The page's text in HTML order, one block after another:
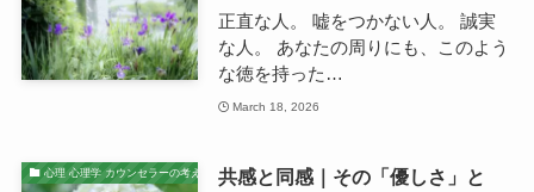
正直な人。 嘘をつかない人。 誠実
な人。 あなたの周りにも、このよう
な徳を持った…
March 18, 2026
心理 心理学 カウンセラーの考え
共感と同感｜その「優しさ」と